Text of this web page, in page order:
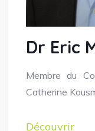
Dr Eric
Membre du
Catherine
Découvrir